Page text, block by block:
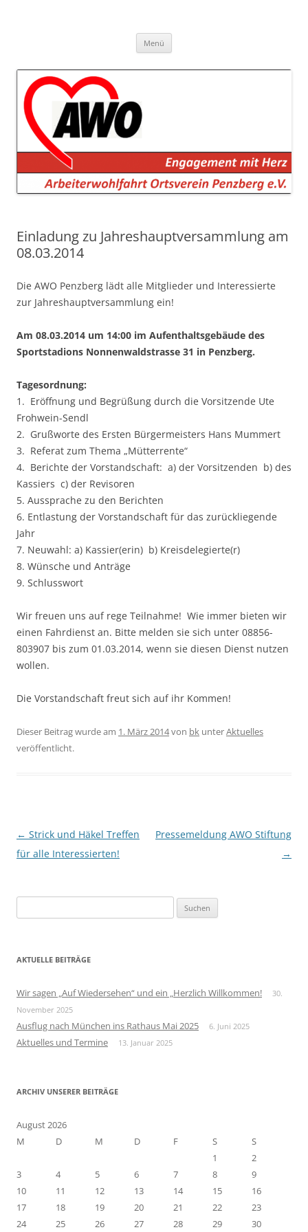
Menü
Einladung zu Jahreshauptversammlung am
08.03.2014
Die AWO Penzberg lädt alle Mitglieder und Interessierte
zur Jahreshauptversammlung ein!
Am 08.03.2014 um 14:00 im Aufenthaltsgebäude des
Sportstadions Nonnenwaldstrasse 31 in Penzberg.
Tagesordnung:
1. Eröffnung und Begrüßung durch die Vorsitzende Ute
Frohwein-Sendl
2. Grußworte des Ersten Bürgermeisters Hans Mummert
3. Referat zum Thema „Mütterrente“
4. Berichte der Vorstandschaft: a) der Vorsitzenden b) des
Kassiers c) der Revisoren
5. Aussprache zu den Berichten
6. Entlastung der Vorstandschaft für das zurückliegende
Jahr
7. Neuwahl: a) Kassier(erin) b) Kreisdelegierte(r)
8. Wünsche und Anträge
9. Schlusswort
Wir freuen uns auf rege Teilnahme! Wie immer bieten wir
einen Fahrdienst an. Bitte melden sie sich unter 08856-
803907 bis zum 01.03.2014, wenn sie diesen Dienst nutzen
wollen.
Die Vorstandschaft freut sich auf ihr Kommen!
Dieser Beitrag wurde am 1. März 2014von bk unterAktuelles
veröffentlicht.
Beitragsnavigation
← Strick und Häkel Treffen
für alle Interessierten!
Pressemeldung AWO Stiftung
→
u
h
n
a
c
AKTUELLE BEITRÄGE
Wir sagen „Auf Wiedersehen“ und ein „Herzlich Willkommen!
30.
November 2025
Ausflug nach München ins Rathaus Mai 2025 6. Juni 2025
Aktuelles und Termine 13. Januar 2025
ARCHIV UNSERER BEITRÄGE
August 2026
M
D M D F S
S
1
2
3
4 5 6 7 8
9
10
11 12 13 14 15
16
17
18 19 20 21 22
23
24
25 26 27 28 29 30